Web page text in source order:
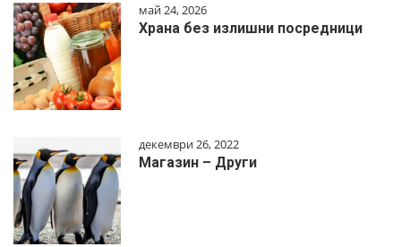
май 24, 2026
Храна без излишни посредници
декември 26, 2022
Магазин – Други